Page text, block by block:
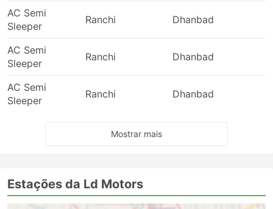
AC Semi
Sleeper
Ranchi Dhanbad
AC Semi
Sleeper
Ranchi Dhanbad
AC Semi
Sleeper
Ranchi Dhanbad
Mostrar mais
Estações da Ld Motors